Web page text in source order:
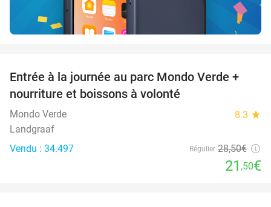
25%
Entrée à la journée au parc Mondo Verde +
nourriture et boissons à volonté
Mondo Verde 8.3 star
Landgraaf
Vendu : 34.497
Régulier 28,50€
21 ,50€